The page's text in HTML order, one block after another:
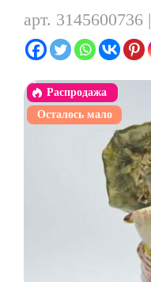
арт. 3145600736 |
Распродажа
Осталось мало